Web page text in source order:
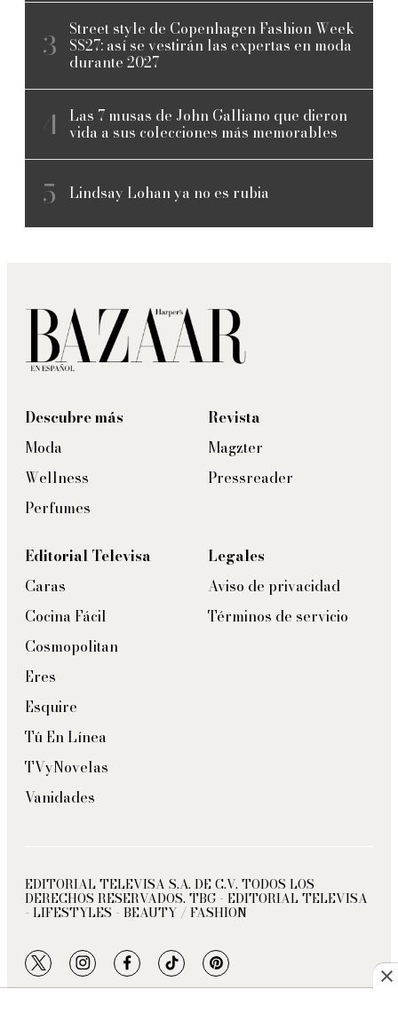
Street style de Copenhagen Fashion Week
SS27: así se vestirán las expertas en moda
durante 2027
Las 7 musas de John Galliano que dieron
vida a sus colecciones más memorables
Lindsay Lohan ya no es rubia
Descubre más
Moda
Wellness
Perfumes
Revista
Magzter
Pressreader
Editorial Televisa
Caras
Cocina Fácil
Cosmopolitan
Eres
Esquire
Tú En Línea
TVyNovelas
Vanidades
Legales
Aviso de privacidad
Términos de servicio
EDITORIAL TELEVISA S.A. DE C.V. TODOS LOS
DERECHOS RESERVADOS. TBG - EDITORIAL TELEVISA
- LIFESTYLES - BEAUTY / FASHION
twitterinstagramfacebooktiktokpinterest